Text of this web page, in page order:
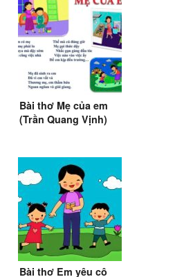
Bài thơ Mẹ của em
(Trần Quang Vịnh)
Bài thơ Em yêu cô